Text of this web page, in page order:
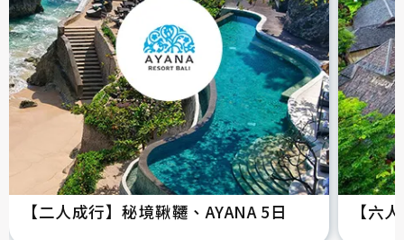
【二人成行】秘境鞦韆、AYANA 5日 【六